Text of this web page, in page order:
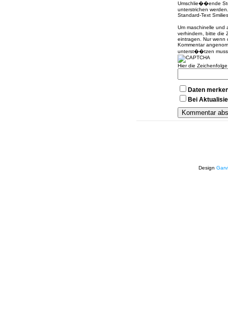
Umschlie��ende
unterstrichen werden.
Standard-Text
Um maschinelle
verhindern, bitte die
eintragen. Nur wenn
Kommentar
unterst��tzen muss
Hier die
Daten
Bei
Design